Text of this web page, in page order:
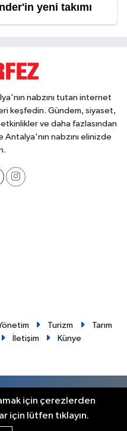
nabzını tutan internet
keşfedin. Gündem, siyaset,
ve daha fazlasından
Antalya'nın nabzını elinizde
Turizm
Tarım
İletişim Künye
için çerezlerden
için lütfen tıklayın.